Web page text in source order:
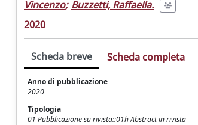
Vincenzo; Buzzetti, Raffaella.
2020
Scheda breve Scheda completa
Anno di pubblicazione
2020
Tipologia
01 Pubblicazione su rivista::01h Abstract in rivista